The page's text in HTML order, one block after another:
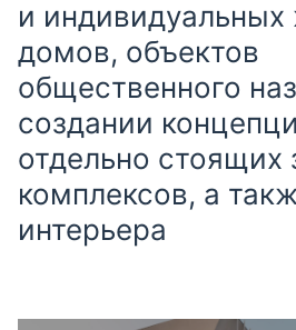
и
домов, объектов
общественного
создании
отдельно стоящих
комплексов, а
интерьера